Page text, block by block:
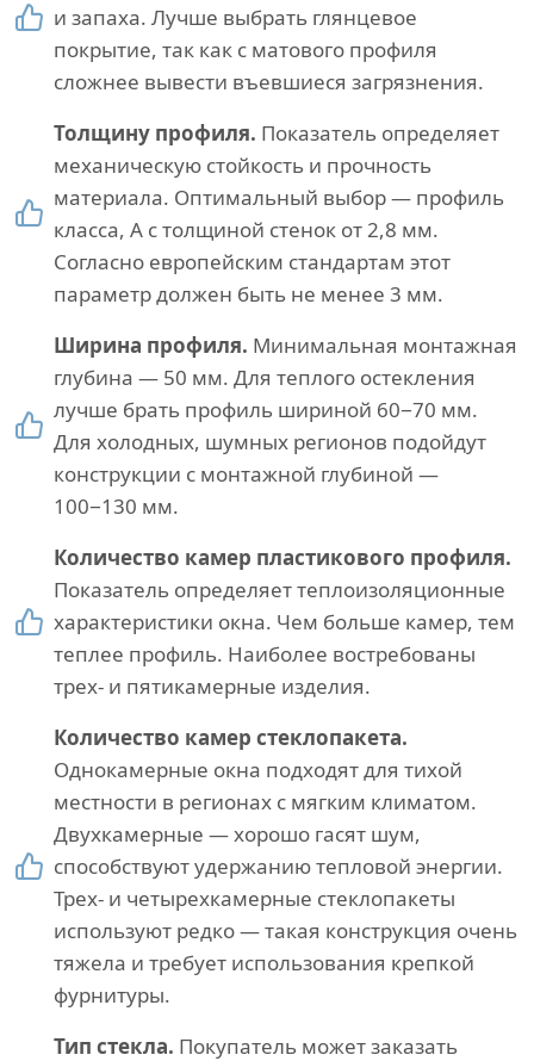
и запаха. Лучше выбрать глянцевое
покрытие, так как с матового профиля
сложнее вывести въевшиеся загрязнения.
Толщину профиля. Показатель определяет
механическую стойкость и прочность
материала. Оптимальный выбор — профиль
класса, А с толщиной стенок от 2,8 мм.
Согласно европейским стандартам этот
параметр должен быть не менее 3 мм.
Ширина профиля. Минимальная монтажная
глубина — 50 мм. Для теплого остекления
лучше брать профиль шириной 60−70 мм.
Для холодных, шумных регионов подойдут
конструкции с монтажной глубиной —
100−130 мм.
Количество камер пластикового профиля.
Показатель определяет теплоизоляционные
характеристики окна. Чем больше камер, тем
теплее профиль. Наиболее востребованы
трех- и пятикамерные изделия.
Количество камер стеклопакета.
Однокамерные окна подходят для тихой
местности в регионах с мягким климатом.
Двухкамерные — хорошо гасят шум,
способствуют удержанию тепловой энергии.
Трех- и четырехкамерные стеклопакеты
используют редко — такая конструкция очень
тяжела и требует использования крепкой
фурнитуры.
Тип стекла. Покупатель может заказать